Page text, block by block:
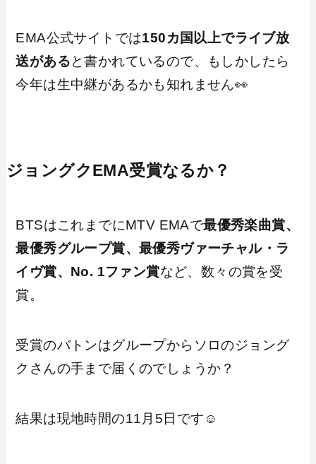
EMA公式サイトでは150カ国以上でライブ放
送があると書かれているので、もしかしたら
今年は生中継があるかも知れません👀
ジョングクEMA受賞なるか？
BTSはこれまでにMTV EMAで最優秀楽曲賞、
最優秀グループ賞、最優秀ヴァーチャル・ラ
イヴ賞、No. 1ファン賞など、数々の賞を受
賞。
受賞のバトンはグループからソロのジョング
クさんの手まで届くのでしょうか？
結果は現地時間の11月5日です☺️